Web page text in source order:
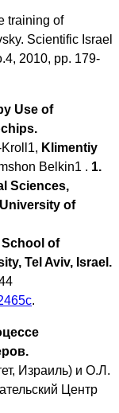
training of
Scientific Israel
2010, pp. 179-
Use of
Klimentiy
Belkin1 . 1.
Sciences,
of
of
Tel Aviv, Israel.
.
Израиль) и О.Л.
Центр